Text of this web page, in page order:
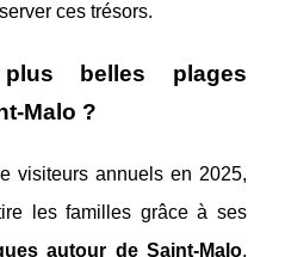
ces trésors.
belles plages
Malo ?
visiteurs annuels en 2025,
les familles grâce à ses
autour de Saint-Malo.